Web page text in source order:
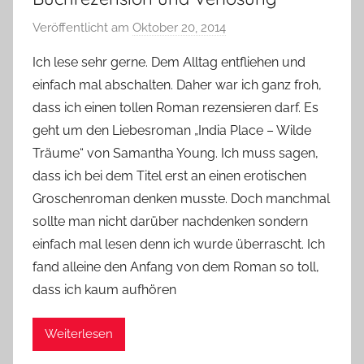
Veröffentlicht am Oktober 20, 2014
n
Y
v
o
n
n
e
Ich lese sehr gerne. Dem Alltag entfliehen und
einfach mal abschalten. Daher war ich ganz froh,
dass ich einen tollen Roman rezensieren darf. Es
geht um den Liebesroman „India Place – Wilde
Träume“ von Samantha Young. Ich muss sagen,
dass ich bei dem Titel erst an einen erotischen
Groschenroman denken musste. Doch manchmal
sollte man nicht darüber nachdenken sondern
einfach mal lesen denn ich wurde überrascht. Ich
fand alleine den Anfang von dem Roman so toll,
dass ich kaum aufhören
Weiterlesen